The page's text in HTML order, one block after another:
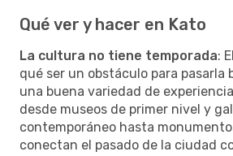
Qué ver y hacer en Kato
La cultura no tiene temporada:
qué ser un obstáculo para pasarla
una buena variedad de
desde museos de primer nivel y
contemporáneo hasta
conectan el pasado de la ciudad